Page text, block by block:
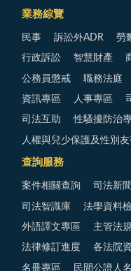
業務綜覽
民事 訴訟外ADR 勞
行政訴訟 智慧財產
公務員懲戒 職務法庭
資訊專區 人事專區
司法互助 性騷擾防治
人權與兒少保護及性別
查詢服務
案件相關查詢 司法新
司法智識庫 法學資料
外語譯文專區 主管法
法律修訂進度 各法院
名冊專區 民間公證人